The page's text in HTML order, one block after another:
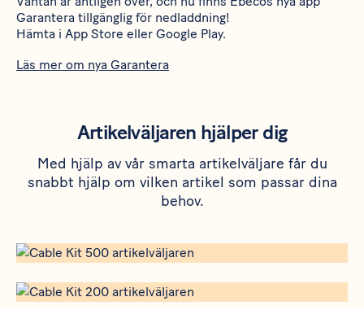
Garantera tillgänglig för nedladdning!
Hämta i App Store eller Google Play.
Läs mer om nya Garantera
Artikelväljaren hjälper dig
Med hjälp av vår smarta artikelväljare får du
snabbt hjälp om vilken artikel som passar dina
behov.
https://www.ebeco.se/produkter/golvvarme/cable-kit-
https://www.ebeco.se/produkter/golvvarme/cable-kit-